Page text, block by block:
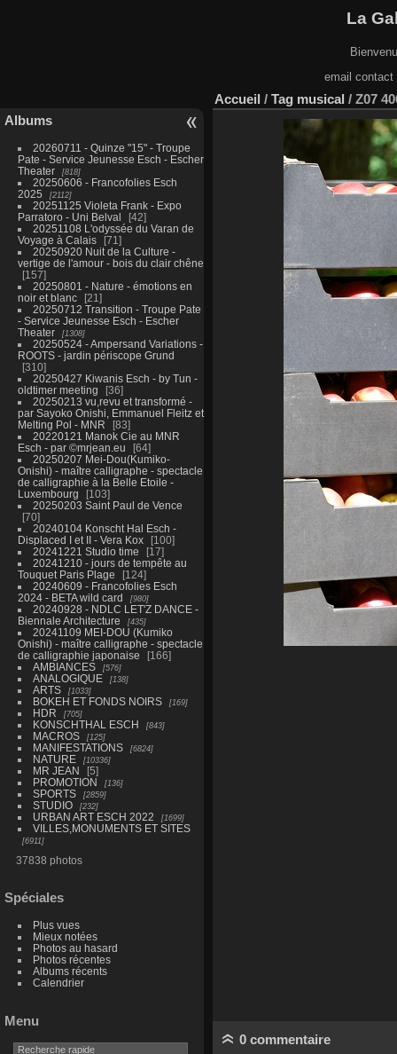
La
email
Albums
20260711 - Quinze "15" - Troupe
Pate - Service Jeunesse Esch - Escher
Theater
818
20250606 - Francofolies Esch
2025
2112
20251125 Violeta Frank - Expo
Parratoro - Uni Belval
42
20251108 L'odyssée du Varan de
Voyage à Calais
71
20250920 Nuit de la Culture -
vertige de l'amour - bois du clair chêne
157
20250801 - Nature - émotions en
noir et blanc
21
20250712 Transition - Troupe Pate
- Service Jeunesse Esch - Escher
Theater
1308
20250524 - Ampersand Variations -
ROOTS - jardin périscope Grund
310
20250427 Kiwanis Esch - by Tun -
oldtimer meeting
36
20250213 vu,revu et transformé -
par Sayoko Onishi, Emmanuel Fleitz et
Melting Pol - MNR
83
20220121 Manok Cie au MNR
Esch - par ©mrjean.eu
64
20250207 Mei-Dou(Kumiko-
Onishi) - maître calligraphe - spectacle
de calligraphie à la Belle Etoile -
Luxembourg
103
20250203 Saint Paul de Vence
70
20240104 Konscht Hal Esch -
Displaced I et II - Vera Kox
100
20241221 Studio time
17
20241210 - jours de tempête au
Touquet Paris Plage
124
20240609 - Francofolies Esch
2024 - BETA wild card
980
20240928 - NDLC LET'Z DANCE -
Biennale Architecture
435
20241109 MEI-DOU (Kumiko
Onishi) - maître calligraphe - spectacle
de calligraphie japonaise
166
AMBIANCES
576
ANALOGIQUE 138
ARTS 1033
BOKEH ET FONDS NOIRS 169
HDR 705
KONSCHTHAL ESCH 843
MACROS 125
MANIFESTATIONS 6824
NATURE 10336
MR JEAN
5
PROMOTION
136
SPORTS 2859
STUDIO 232
URBAN ART ESCH 2022 1699
VILLES,MONUMENTS ET SITES
6911
37838 photos
Spéciales
Plus vues
Mieux notées
Photos au hasard
Photos récentes
Albums récents
Calendrier
Menu
Accueil / Tag musical / Z07
0 commentaire